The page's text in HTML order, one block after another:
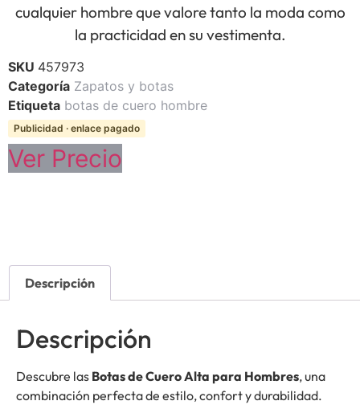
cualquier hombre que valore tanto la moda como
la practicidad en su vestimenta.
SKU 457973
Categoría Zapatos y botas
Etiqueta botas de cuero hombre
Publicidad · enlace pagado
Ver Precio
Descripción
Descripción
Descubre las Botas de Cuero Alta para Hombres, una
combinación perfecta de estilo, confort y durabilidad.